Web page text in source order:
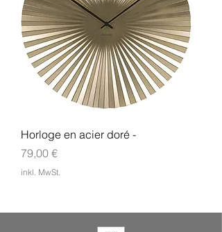
Horloge en acier doré -
Preis
79,00 €
inkl. MwSt.